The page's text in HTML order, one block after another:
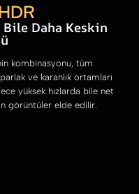
Bile Daha Keskin
kombinasyonu, tüm
ve karanlık ortamları
yüksek hızlarda bile net
görüntüler elde edilir.